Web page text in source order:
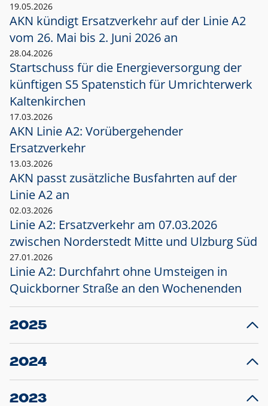
19.05.2026
AKN kündigt Ersatzverkehr auf der Linie A2
vom 26. Mai bis 2. Juni 2026 an
28.04.2026
Startschuss für die Energieversorgung der
künftigen S5 Spatenstich für Umrichterwerk
Kaltenkirchen
17.03.2026
AKN Linie A2: Vorübergehender
Ersatzverkehr
13.03.2026
AKN passt zusätzliche Busfahrten auf der
Linie A2 an
02.03.2026
Linie A2: Ersatzverkehr am 07.03.2026
zwischen Norderstedt Mitte und Ulzburg Süd
27.01.2026
Linie A2: Durchfahrt ohne Umsteigen in
Quickborner Straße an den Wochenenden
2025
23.12.2025
Projekt S5: Start der Bauarbeiten am
2024
10.12.2024
Großprojekt S5: Sperrung der Bahnstraße in
2023